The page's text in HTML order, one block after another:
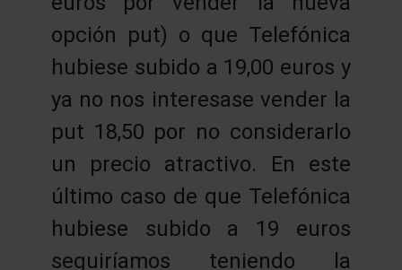
opción put) o que Telefónica
hubiese subido a 19,00 euros y
ya no nos interesase vender la
put 18,50 por no considerarlo
un precio atractivo. En este
último caso de que Telefónica
hubiese subido a 19 euros
seguiríamos teniendo la